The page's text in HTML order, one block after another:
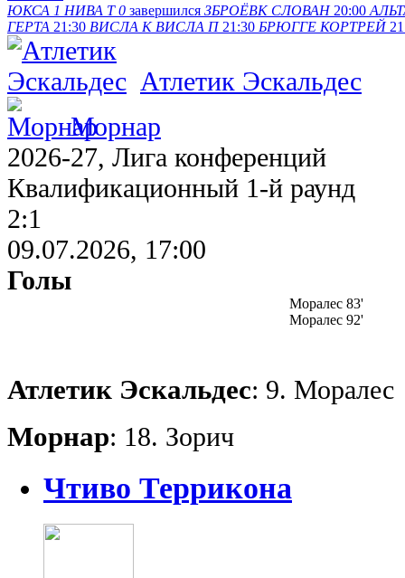
ЮКСА 1 НИВА Т 0 завершился ЗБРОЁВК СЛОВАН 20:00
ГЕРТА 21:30 ВИСЛА K ВИСЛА П 21:30 БРЮГГЕ КОРТРЕЙ
Атлетик Эскальдес
Морнар
2026-27, Лига конференций
Квалификационный 1-й раунд
2:1
09.07.2026, 17:00
Голы
Моралес 83'
Моралес 92'
Атлетик Эскальдес: 9. Моралес
Морнар: 18. Зорич
Чтиво Террикона